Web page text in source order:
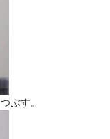
ぶす。